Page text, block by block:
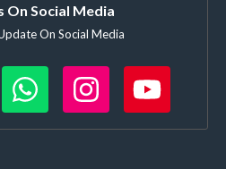
On Social Media
On Social Media